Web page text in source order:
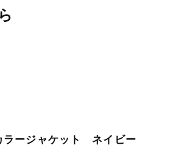
ラージャケット ネイビー